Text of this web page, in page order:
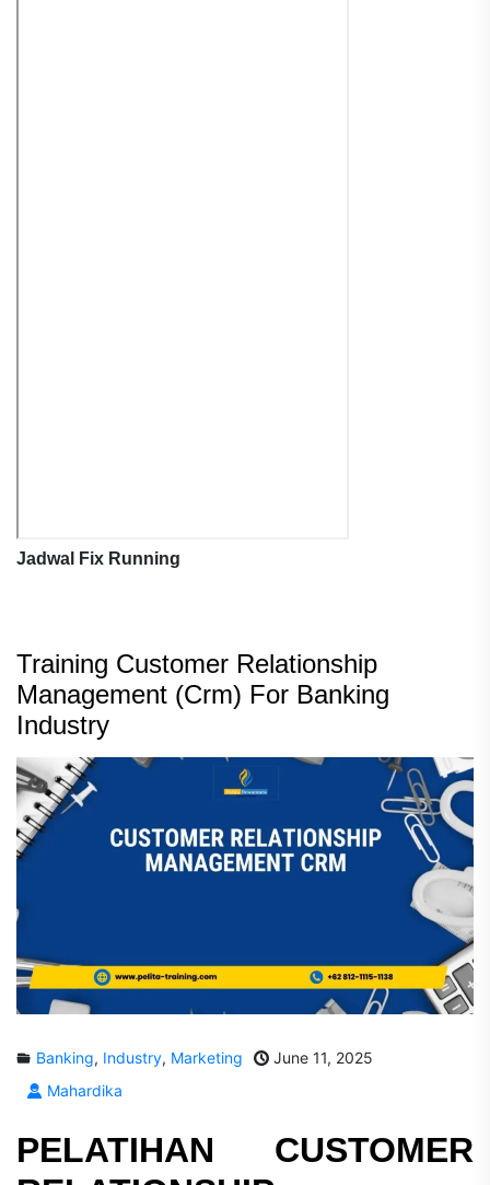
Jadwal Fix Running
Training Customer Relationship
Management (Crm) For Banking
Industry
Banking, Industry, Marketing
June 11, 2025
Mahardika
PELATIHAN CUSTOMER